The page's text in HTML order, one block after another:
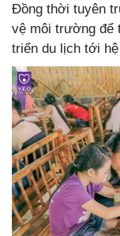
Đồng thời tuyên
vệ môi trường để
triển du lịch tới